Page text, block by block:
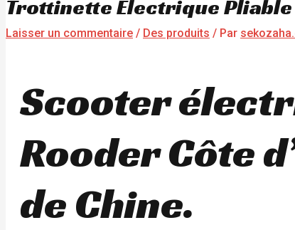
Trottinette Électrique
Laisser un commentaire / Des produits / Par
Scooter
Rooder Côte
de Chine.